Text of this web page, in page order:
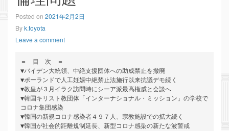
Posted on 2021年2月2日
Byk.toyota
Leave a comment
＝　目　次　＝
▼バイデン大統領、中絶支援団体への助成禁止を撤廃
▼ポーランドで人工妊娠中絶禁止法施行以来抗議デモ続く
▼教皇が３月イラク訪問時にシーア派最高権威と会談へ
▼韓国キリスト教団体「インターナショナル・ミッション」の学校で
コロナ集団感染
▼韓国の新規コロナ感染者４９７人、宗教施設での拡大続く
▼韓国が社会的距離規制延長、新型コロナ感染の新たな波警戒